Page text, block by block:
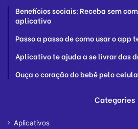
Benefícios sociais: Receba sem
aplicativo
Passo a passo de como usar o app
Aplicativo te ajuda a se livrar das
Ouça o coração do bebê pelo
Categories
Aplicativos